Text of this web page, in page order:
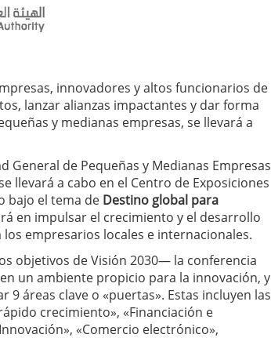
innovadores y altos funcionarios de
lanzar alianzas impactantes y dar forma
y medianas empresas, se llevará a
General de Pequeñas y Medianas Empresas
llevará a cabo en el Centro de Exposiciones
bajo el tema de Destino global para
en impulsar el crecimiento y el desarrollo
empresarios locales e internacionales.
objetivos de Visión 2030— la conferencia
un ambiente propicio para la innovación, y
áreas clave o «puertas». Estas incluyen las
crecimiento», «Financiación e
«Comercio electrónico»,